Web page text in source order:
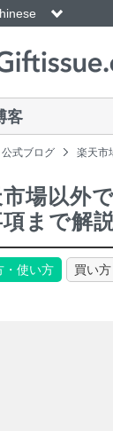
客
公式ブログ 楽天市
場以外
まで解説
・使い方 買い方